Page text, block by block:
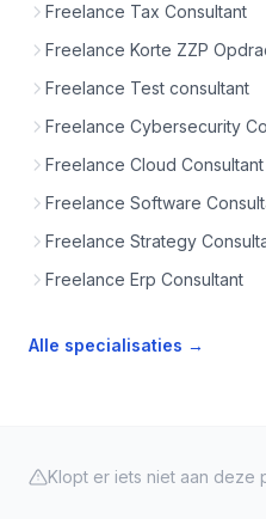
Freelance Tax Consultant
Freelance Korte ZZP
Freelance Test consultant
Freelance Cybersecurity
Freelance Cloud Consultant
Freelance Software
Freelance Strategy
Freelance Erp Consultant
Alle specialisaties →
Klopt er iets niet aan deze